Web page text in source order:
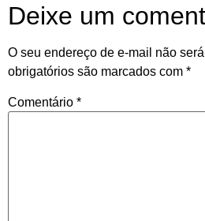
Deixe um
O seu endereço de e-mail não
obrigatórios são marcados com *
Comentário *